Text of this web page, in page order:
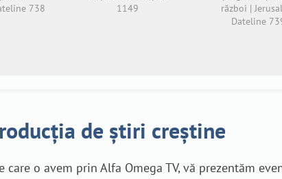
738
1149
război |
Dateline
de știri creștine
care o avem prin Alfa Omega TV, vă prezentăm